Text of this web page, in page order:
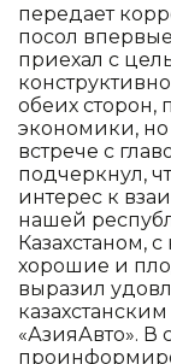
передает
посол
приехал с
обеих сторон,
экономики,
встрече с
подчеркнул,
интерес к
нашей
Казахстаном,
хорошие и
выразил
«АзияАвто». В